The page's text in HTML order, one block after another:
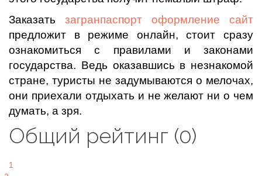
Заказать загранпаспорт оформление сайт
предложит в режиме онлайн, стоит сразу
ознакомиться с правилами и законами
государства. Ведь оказавшись в незнакомой
стране, туристы не задумываются о мелочах,
они приехали отдыхать и не желают ни о чем
думать, а зря.
Общий рейтинг (0)
1